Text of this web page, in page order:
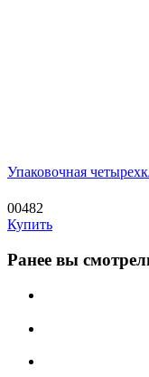
Упаковочная
00482
Купить
Ранее вы